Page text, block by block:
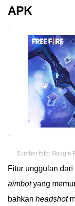
APK
Sumber foto: Google
Fitur unggulan
aimbotyang
bahkan headshot